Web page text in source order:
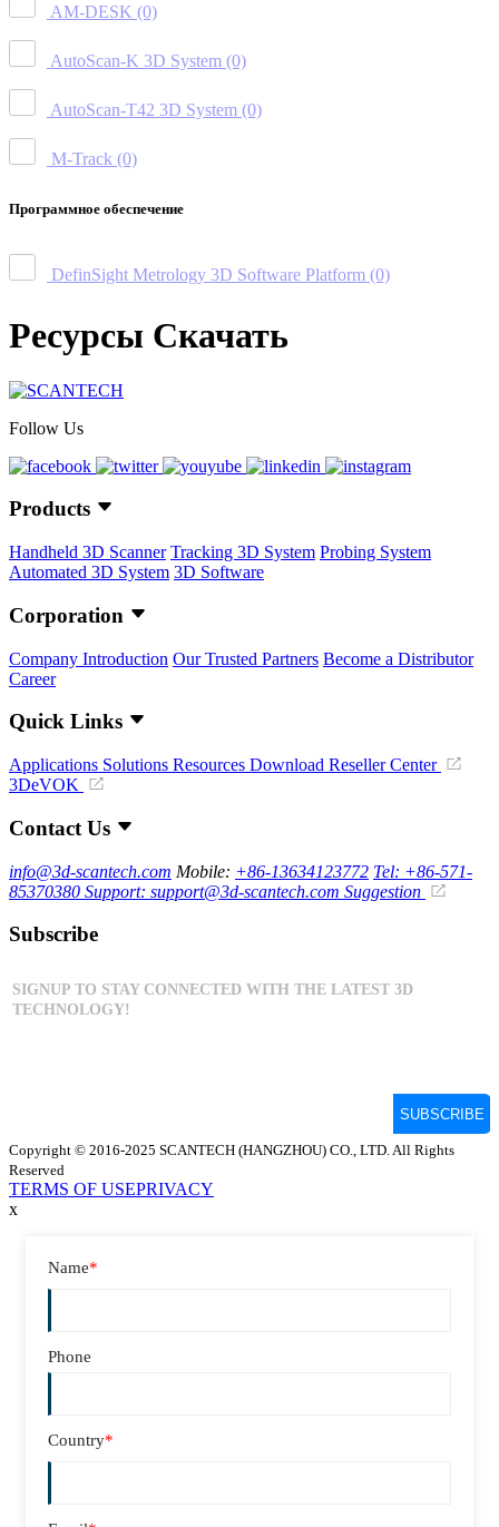
AM-DESK (0)
AutoScan-K 3D System (0)
AutoScan-T42 3D System (0)
M-Track (0)
Программное обеспечение
DefinSight Metrology 3D Software Platform (0)
Ресурсы Скачать
Follow Us
Products
Handheld 3D Scanner Tracking 3D System Probing System
Automated 3D System 3D Software
Corporation
Company Introduction Our Trusted Partners Become a Distributor
Career
Quick Links
Applications Solutions Resources Download Reseller Center
3DeVOK
Contact Us
info@3d-scantech.com Mobile: +86-13634123772 Tel: +86-571-
85370380 Support: support@3d-scantech.com Suggestion
Subscribe
Copyright © 2016-2025 SCANTECH (HANGZHOU) CO., LTD. All Rights
Reserved
TERMS OF USEPRIVACY
x
Name*
Phone
Country*